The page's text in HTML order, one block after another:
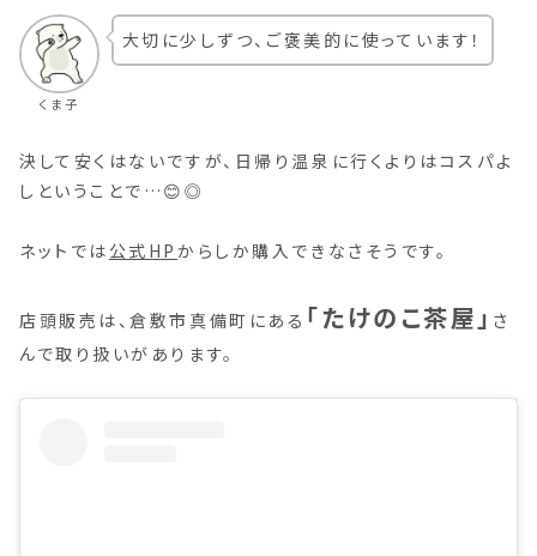
くま子
大切に少しずつ、ご褒美的に使っています！
決して安くはないですが、日帰り温泉に行くよりはコスパよ
しということで…😊◎
ネットでは 公式HPからしか購入できなさそうです。
店頭販売は、倉敷市真備町にある 「たけのこ茶屋」 さ
んで取り扱いがあります。